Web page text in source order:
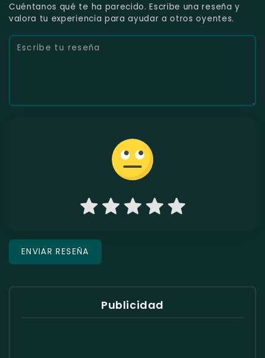
Cuéntanos qué te ha parecido. Escribe una reseña y
valora tu experiencia para ayudar a otros oyentes.
Publicidad